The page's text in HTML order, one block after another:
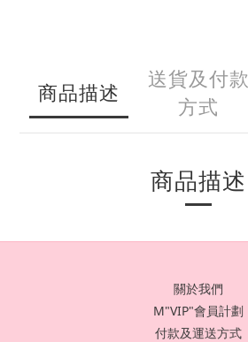
商品描述
送貨及付款
方式
商品描述
關於我們
M"VIP"會員計劃
付款及運送方式